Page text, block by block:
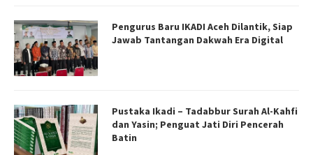
Pengurus Baru IKADI Aceh Dilantik, Siap
Jawab Tantangan Dakwah Era Digital
Pustaka Ikadi – Tadabbur Surah Al-Kahfi
dan Yasin; Penguat Jati Diri Pencerah
Batin